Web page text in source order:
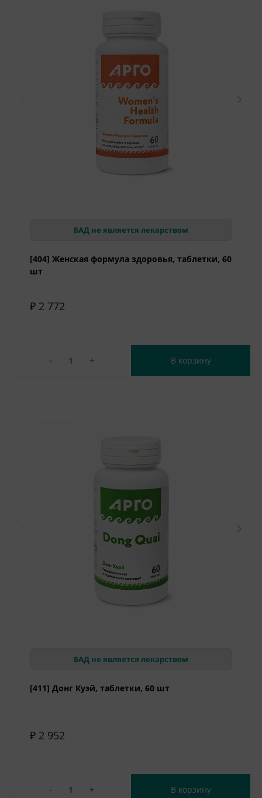
БАД не является лекарством
[404] Женская формула здоровья, таблетки, 60
шт
₽ 2 772
- + В корзину
БАД не является лекарством
[411] Донг Куэй, таблетки, 60 шт
₽ 2 952
- + В корзину